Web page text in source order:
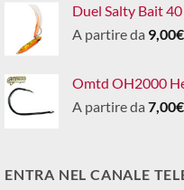
Duel Salty Bait
A partire da 9,00€
Omtd OH2000
A partire da 7,00€
ENTRA NEL CANALE